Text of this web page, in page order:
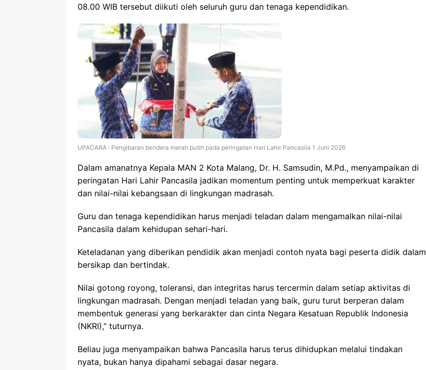
08.00 WIB tersebut diikuti oleh seluruh guru dan tenaga kependidikan.
UPACARA : Pengibaran bendera merah putih pada peringatan Hari Lahir Pancasila 1 Juni 2026
Dalam amanatnya Kepala MAN 2 Kota Malang, Dr. H. Samsudin, M.Pd., menyampaikan di
peringatan Hari Lahir Pancasila jadikan momentum penting untuk memperkuat karakter
dan nilai-nilai kebangsaan di lingkungan madrasah.
Guru dan tenaga kependidikan harus menjadi teladan dalam mengamalkan nilai-nilai
Pancasila dalam kehidupan sehari-hari.
Keteladanan yang diberikan pendidik akan menjadi contoh nyata bagi peserta didik dalam
bersikap dan bertindak.
Nilai gotong royong, toleransi, dan integritas harus tercermin dalam setiap aktivitas di
lingkungan madrasah. Dengan menjadi teladan yang baik, guru turut berperan dalam
membentuk generasi yang berkarakter dan cinta Negara Kesatuan Republik Indonesia
(NKRI),” tuturnya.
Beliau juga menyampaikan bahwa Pancasila harus terus dihidupkan melalui tindakan
nyata, bukan hanya dipahami sebagai dasar negara.